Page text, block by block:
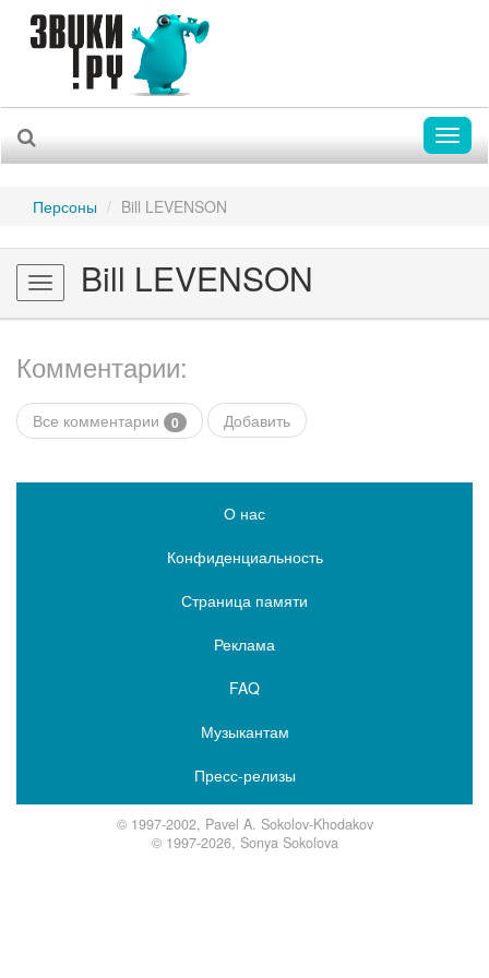
Персоны Bill LEVENSON
Toggle
navigation
Bill LEVENSON
Комментарии:
Все комментарии 0 Добавить
О нас
Конфиденциальность
Страница памяти
Реклама
FAQ
Музыкантам
Пресс-релизы
© 1997-2002, Pavel A. Sokolov-Khodakov
© 1997-2026, Sonya Sokolova